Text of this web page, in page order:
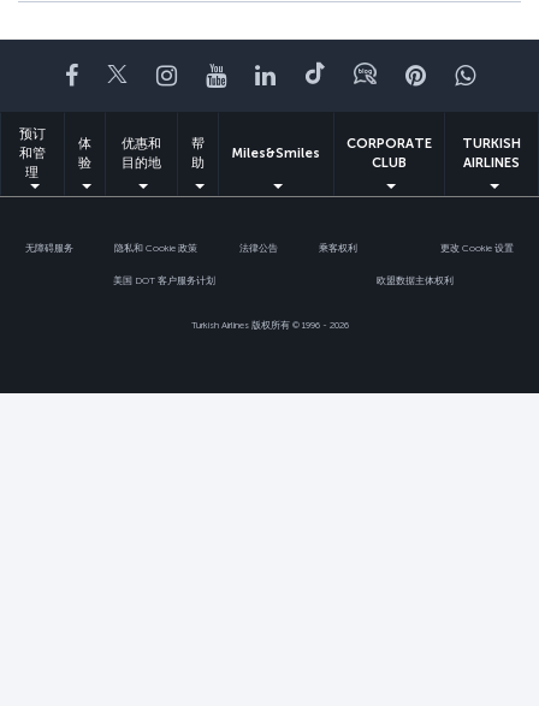
Facebook
TwitterInstagram
YouTube
领英抖音博客Pinterest
预订
和管
理
体
验
优惠和
目的地
帮
助
Miles&Smiles
CORPORATE
CLUB
TURKISH
AIRLINES
无障碍服务 隐私和 Cookie 政策 法律公告 乘客权利 更改 Cookie 设置
美国 DOT 客户服务计划 欧盟数据主体权利
Turkish Airlines 版权所有 © 1996 - 2026